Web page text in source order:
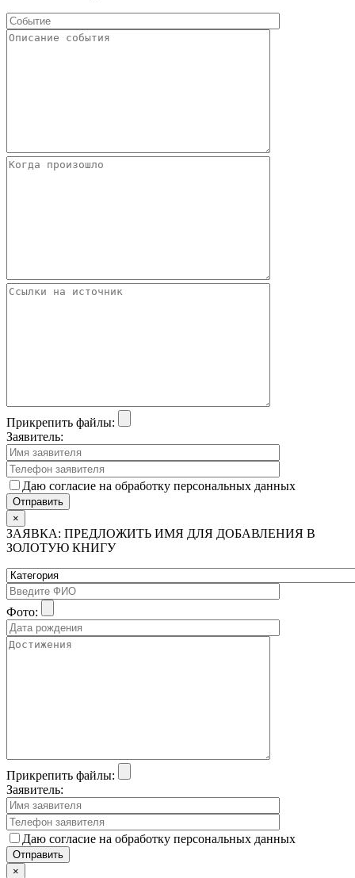
Прикрепить файлы:
Заявитель:
Даю согласие на обработку персональных данных
×
ЗАЯВКА: ПРЕДЛОЖИТЬ ИМЯ ДЛЯ ДОБАВЛЕНИЯ В
ЗОЛОТУЮ КНИГУ
Фото:
Прикрепить файлы:
Заявитель:
Даю согласие на обработку персональных данных
×